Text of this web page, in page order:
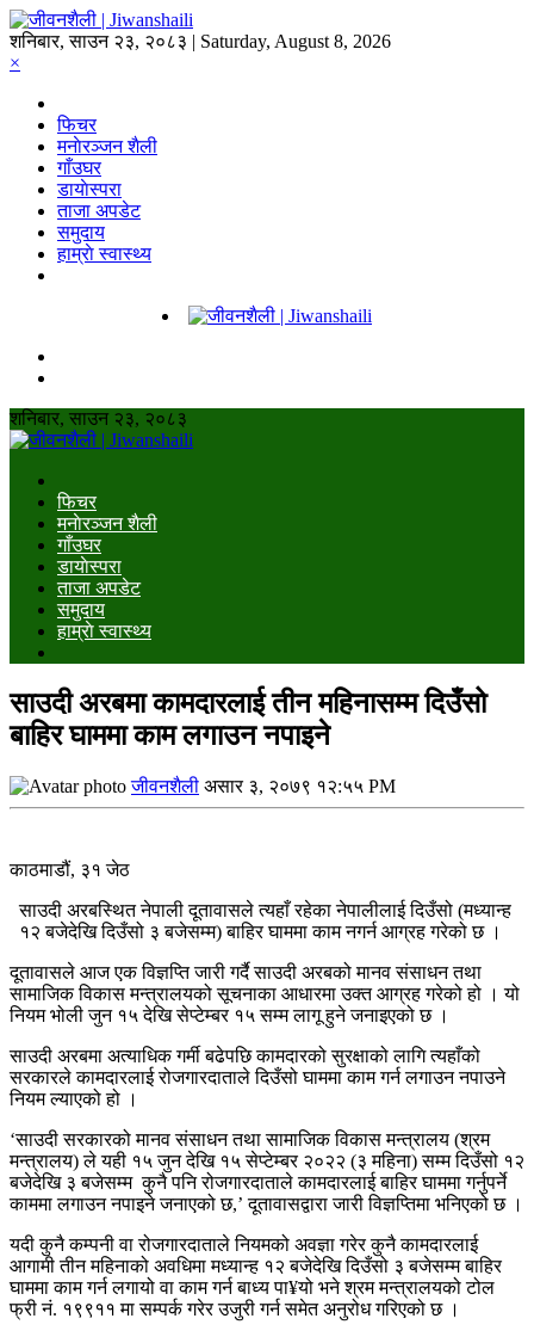
शनिबार, साउन २३, २०८३ | Saturday, August 8, 2026
×
फिचर
मनाेरञ्जन शैली
गाँउघर
डायाेस्परा
ताजा अपडेट
समुदाय
हाम्राे स्वास्थ्य
शनिबार, साउन २३, २०८३
फिचर
मनाेरञ्जन शैली
गाँउघर
डायाेस्परा
ताजा अपडेट
समुदाय
हाम्राे स्वास्थ्य
साउदी अरबमा कामदारलाई तीन महिनासम्म दिउँसो
बाहिर घाममा काम लगाउन नपाइने
जीवनशैली असार ३, २०७९ १२:५५ PM
काठमाडौं, ३१ जेठ
साउदी अरबस्थित नेपाली दूतावासले त्यहाँ रहेका नेपालीलाई दिउँसो (मध्यान्ह
१२ बजेदेखि दिउँसो ३ बजेसम्म) बाहिर घाममा काम नगर्न आग्रह गरेको छ ।
दूतावासले आज एक विज्ञप्ति जारी गर्दै साउदी अरबको मानव संसाधन तथा
सामाजिक विकास मन्त्रालयको सूचनाका आधारमा उक्त आग्रह गरेको हो । यो
नियम भोली जुन १५ देखि सेप्टेम्बर १५ सम्म लागू हुने जनाइएको छ ।
साउदी अरबमा अत्याधिक गर्मी बढेपछि कामदारको सुरक्षाको लागि त्यहाँको
सरकारले कामदारलाई रोजगारदाताले दिउँसो घाममा काम गर्न लगाउन नपाउने
नियम ल्याएको हो ।
‘साउदी सरकारको मानव संसाधन तथा सामाजिक विकास मन्त्रालय (श्रम
मन्त्रालय) ले यही १५ जुन देखि १५ सेप्टेम्बर २०२२ (३ महिना) सम्म दिउँसो १२
बजेदेखि ३ बजेसम्म कुनै पनि रोजगारदाताले कामदारलाई बाहिर घाममा गर्नुपर्ने
काममा लगाउन नपाइने जनाएको छ,’ दूतावासद्वारा जारी विज्ञप्तिमा भनिएको छ ।
यदी कुनै कम्पनी वा रोजगारदाताले नियमको अवज्ञा गरेर कुनै कामदारलाई
आगामी तीन महिनाको अवधिमा मध्यान्ह १२ बजेदेखि दिउँसो ३ बजेसम्म बाहिर
घाममा काम गर्न लगायो वा काम गर्न बाध्य पा¥यो भने श्रम मन्त्रालयको टोल
फ्री नं. १९९११ मा सम्पर्क गरेर उजुरी गर्न समेत अनुरोध गरिएको छ ।